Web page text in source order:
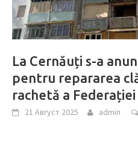
La Cernăuți s-a
pentru repararea
rachetă a Federației
21 Август 2025 admin